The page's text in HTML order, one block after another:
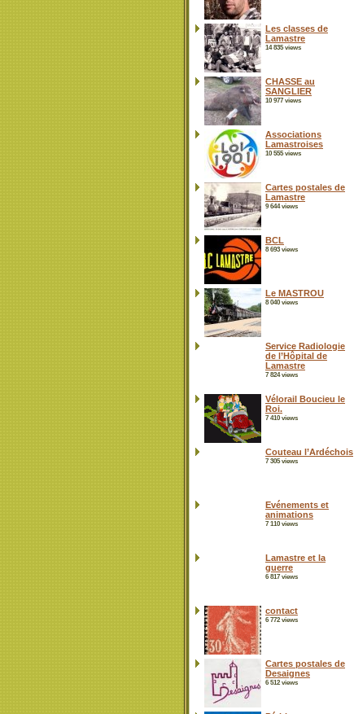
Les classes de
Lamastre
14 835 views
CHASSE au
SANGLIER
10 977 views
Associations
Lamastroises
10 555 views
Cartes postales de
Lamastre
9 644 views
BCL
8 693 views
Le MASTROU
8 040 views
Service Radiologie
de l’Hôpital de
Lamastre
7 824 views
Vélorail Boucieu le
Roi.
7 410 views
Couteau l’Ardéchois
7 305 views
Evénements et
animations
7 110 views
Lamastre et la
guerre
6 817 views
contact
6 772 views
Cartes postales de
Desaignes
6 512 views